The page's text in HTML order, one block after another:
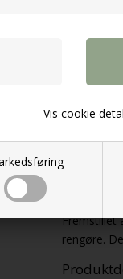
Vis cookie
let kan
et varmt
Med sit
samtidig
Fremstillet
rengøre.